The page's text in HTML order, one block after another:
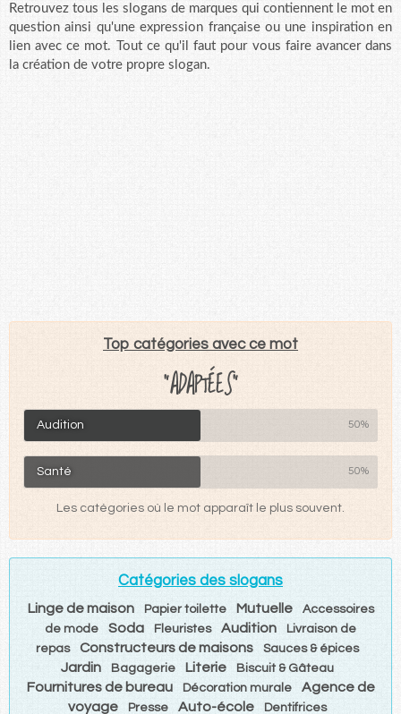
Retrouvez tous les slogans de marques qui contiennent le mot en
question ainsi qu'une expression française ou une inspiration en
lien avec ce mot. Tout ce qu'il faut pour vous faire avancer dans
la création de votre propre slogan.
Top catégories avec ce mot
"ADAPTÉES"
Audition 50%
Santé 50%
Les catégories où le mot apparaît le plus souvent.
Catégories des slogans
Linge de maison Papier toilette Mutuelle
Accessoires
de mode
Soda Fleuristes Audition
Livraison de
repas
Constructeurs de maisons Sauces & épices
Jardin Bagagerie Literie Biscuit & Gâteau
Fournitures de bureau Décoration murale
Agence de
voyage
Presse Auto-école Dentifrices